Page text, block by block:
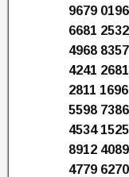
9679
6681
4968
4241
2811
5598
4534
8912
4779